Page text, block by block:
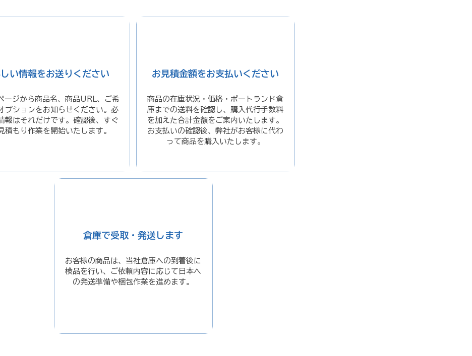
い情報をお送りください
ージから商品名、商品URL、ご希
プションをお知らせください。必
報はそれだけです。確認後、すぐ
積もり作業を開始いたします。
お見積金額をお支払いください
商品の在庫状況・価格・ポートランド倉
庫までの送料を確認し、購入代行手数料
を加えた合計金額をご案内いたします。
お支払いの確認後、弊社がお客様に代わ
って商品を購入いたします。
倉庫で受取・発送します
お客様の商品は、当社倉庫への到着後に
検品を行い、ご依頼内容に応じて日本へ
の発送準備や梱包作業を進めます。